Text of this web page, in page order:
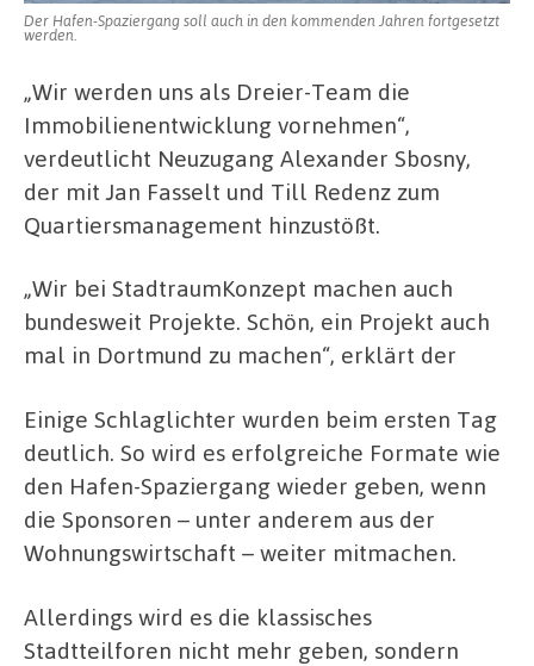
Der Hafen-Spaziergang soll auch in den kommenden Jahren fortgesetzt
werden.
„Wir werden uns als Dreier-Team die
Immobilienentwicklung vornehmen“,
verdeutlicht Neuzugang Alexander Sbosny,
der mit Jan Fasselt und Till Redenz zum
Quartiersmanagement hinzustößt.
„Wir bei StadtraumKonzept machen auch
bundesweit Projekte. Schön, ein Projekt auch
mal in Dortmund zu machen“, erklärt der
Einige Schlaglichter wurden beim ersten Tag
deutlich. So wird es erfolgreiche Formate wie
den Hafen-Spaziergang wieder geben, wenn
die Sponsoren – unter anderem aus der
Wohnungswirtschaft – weiter mitmachen.
Allerdings wird es die klassisches
Stadtteilforen nicht mehr geben, sondern